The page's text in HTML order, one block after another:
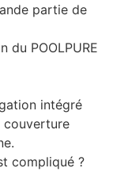
partie de
du POOLPURE
intégré
couverture
compliqué ?